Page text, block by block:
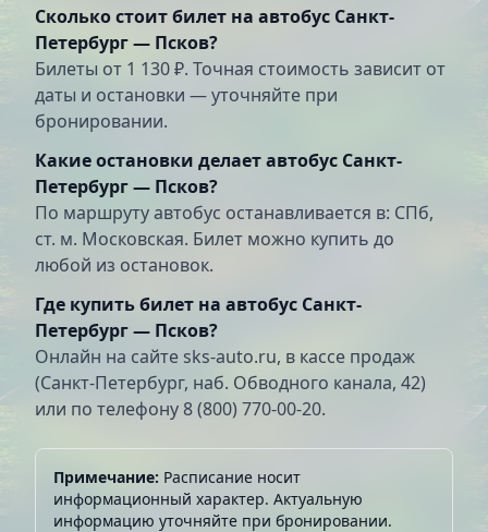
Сколько стоит билет на автобус Санкт-
Петербург — Псков?
Билеты от 1 130 ₽. Точная стоимость зависит от
даты и остановки — уточняйте при
бронировании.
Какие остановки делает автобус Санкт-
Петербург — Псков?
По маршруту автобус останавливается в: СПб,
ст. м. Московская. Билет можно купить до
любой из остановок.
Где купить билет на автобус Санкт-
Петербург — Псков?
Онлайн на сайте sks-auto.ru, в кассе продаж
(Санкт-Петербург, наб. Обводного канала, 42)
или по телефону 8 (800) 770-00-20.
Примечание: Расписание носит
информационный характер. Актуальную
информацию уточняйте при бронировании.